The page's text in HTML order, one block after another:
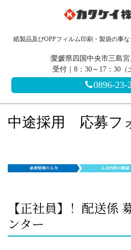
紙製品及びOPPフィルム印刷・製袋の事
愛媛県四国中央市三島
受付｜8：30～17：30（
0896-23-
中途採用 応募フ
【正社員】！配送係
ンター